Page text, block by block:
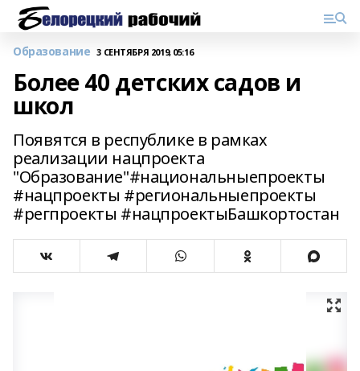
Образование 3 СЕНТЯБРЯ 2019, 05:16
Более 40 детских садов и
школ
Появятся в республике в рамках
реализации нацпроекта
"Образование"#национальныепроекты
#нацпроекты #региональныепроекты
#регпроекты #нацпроектыБашкортостан